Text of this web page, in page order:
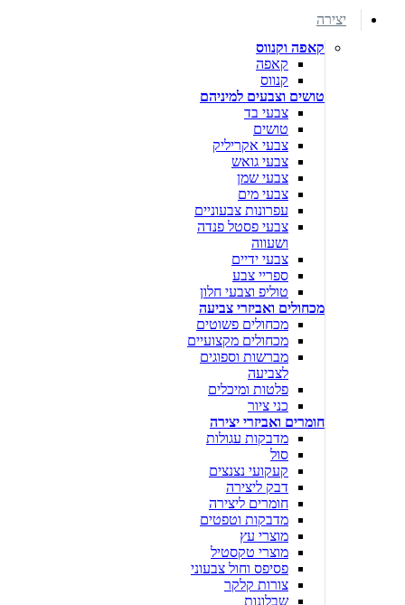
יצירה
קאפה וקנווס
קאפה
קנווס
טושים וצבעים למיניהם
צבעי בד
טושים
צבעי אקריליק
צבעי גואש
צבעי שמן
צבעי מים
עפרונות צבעוניים
צבעי פסטל פנדה
ושעווה
צבעי ידיים
ספריי צבע
טוליפ וצבעי חלון
מכחולים ואביזרי צביעה
מכחולים פשוטים
מכחולים מקצועיים
מברשות וספוגים
לצביעה
פלטות ומיכלים
כני ציור
חומרים ואביזרי יצירה
מדבקות עגולות
סול
קעקועי נצנצים
דבק ליצירה
חומרים ליצירה
מדבקות וטפטים
מוצרי עץ
מוצרי טקסטיל
פסיפס וחול צבעוני
צורות קלקר
שבלונות